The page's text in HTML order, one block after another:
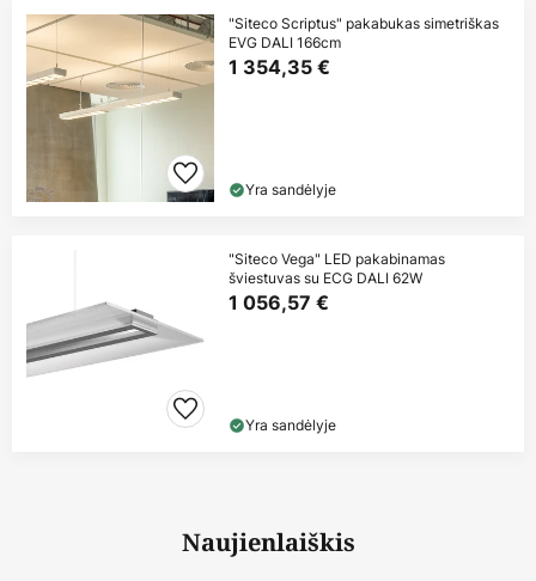
"Siteco Scriptus" pakabukas simetriškas
EVG DALI 166cm
1 354,35 €
Yra sandėlyje
"Siteco Vega" LED pakabinamas
šviestuvas su ECG DALI 62W
1 056,57 €
Yra sandėlyje
Naujienlaiškis